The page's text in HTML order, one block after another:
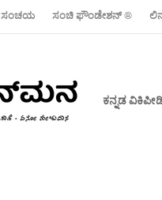
ಸಂಚಯ ಸಂಚಿ ಫೌಂಡೇಶನ್ ‍®
ಕನ್ನಡ